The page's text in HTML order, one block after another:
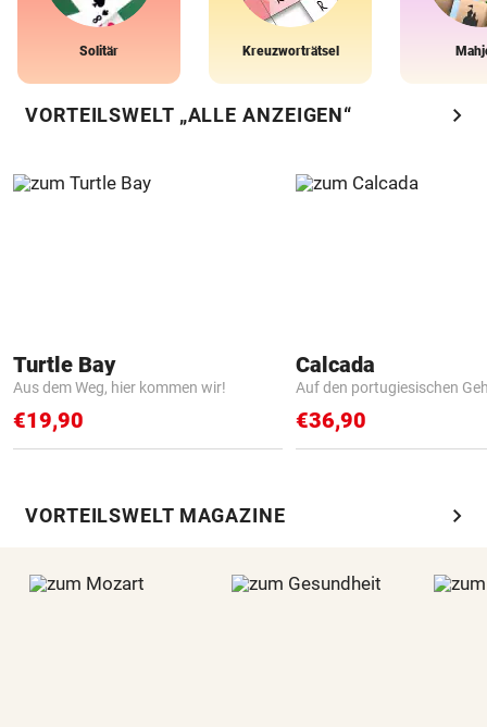
Solitär Kreuzworträtsel
VORTEILSWELT „ALLE ANZEIGEN“ chevron_right
Turtle Bay
Aus dem Weg, hier kommen wir!
€19,90
Calcada
Auf den portugiesischen
€36,90
VORTEILSWELT MAGAZINE chevron_right